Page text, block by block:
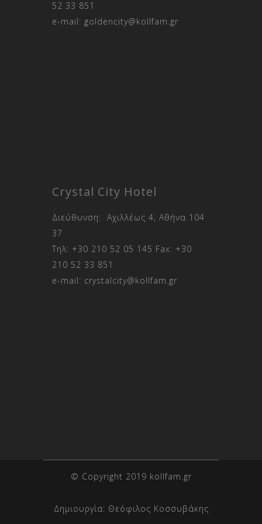
52 33 851
e-mail: goldencity@kollfam.gr
Crystal City Hotel
Διεύθυνση: Αχιλλέως 4, Αθήνα 104
37
Τηλ: +30 210 52 05 145 Fax: +30
210 52 33 851
e-mail: crystalcity@kollfam.gr
© Copyright 2019 kollfam.gr
Δημιουργία: Θεόφιλος Κοσσυβάκης